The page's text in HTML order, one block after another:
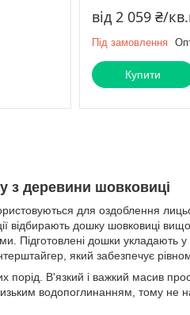
від 2 059 ₴/
Під замовлення
Купити
з деревини шовковиці
для оздоблення
відбирають дошку шовковиці
Підготовлені дошки укладають у
який забезпечує
В'язкий і важкий масив
водопоглинанням, тому